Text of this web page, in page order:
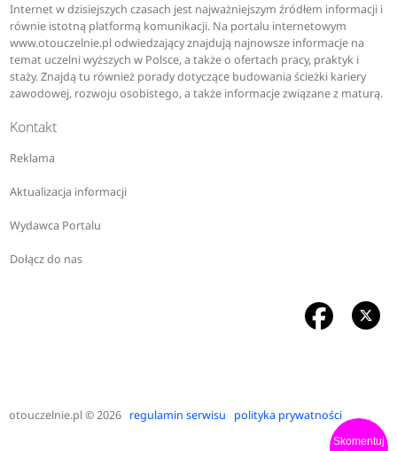
Skomentuj
Internet w dzisiejszych czasach jest najważniejszym źródłem informacji i
równie istotną platformą komunikacji. Na portalu internetowym
www.otouczelnie.pl odwiedzający znajdują najnowsze informacje na
temat uczelni wyższych w Polsce, a także o ofertach pracy, praktyk i
staży. Znajdą tu również porady dotyczące budowania ścieżki kariery
zawodowej, rozwoju osobistego, a także informacje związane z maturą.
Kontakt
Reklama
Aktualizacja informacji
Wydawca Portalu
Dołącz do nas
otouczelnie.pl© 2026 regulamin serwisu polityka prywatności